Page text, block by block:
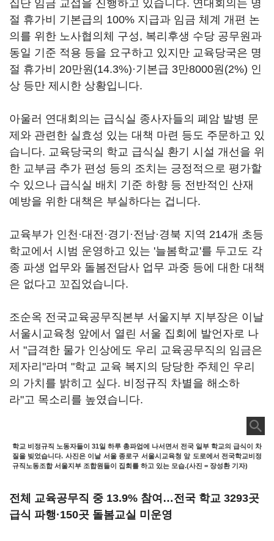
집단 임금 교섭을 진행하고 있습니다. 연대회의는 명
절 휴가비 기본급의 100% 지급과 임금 체계 개편 논
의를 위한 노사협의체 구성, 복리후생 수당 공무원과
동일 기준 적용 등을 요구하고 있지만 교육당국은 명
절 휴가비 20만원(14.3%)·기본급 3만8000원(2%) 인
상 등만 제시한 상황입니다.
아울러 연대회의는 급식실 종사자들의 폐암 발병 문
제와 관련한 실효성 있는 대책 마련 등도 주문하고 있
습니다. 교육당국의 학교 급식실 환기 시설 개선을 위
한 교부금 추가 편성 등의 조치는 긍정적으로 평가할
수 있으나 급식실 배치 기준 하향 등 전반적인 산재
예방을 위한 대책은 부실하다는 겁니다.
교육부가 인천·대전·경기·전남·경북 지역 214개 초등
학교에서 시범 운영하고 있는 '늘봄학교'를 두고도 각
종 파생 업무와 돌봄전담사 업무 과중 등에 대한 대책
은 없다고 꼬집었습니다.
조순옥 전국교육공무직본부 서울지부 지부장은 이날
서울시교육청 앞에서 열린 서울 집회에 발언자로 나
서 "급격한 물가 인상에도 우리 교육공무직의 임금은
제자리"라며 "학교 교육 복지의 당당한 주체인 우리
의 가치를 밝히고 싶다. 비정규직 차별을 해소하
라"고 목소리를 높였습니다.
학교 비정규직 노동자들이 31일 하루 총파업에 나서면서 전국 일부 학교의 급식이 차
질을 빚었습니다. 사진은 이날 서울 종로구 서울시교육청 앞 도로에서 전국학교비정
규직노동조합 서울지부 조합원들이 집회를 하고 있는 모습.(사진 = 장성환 기자)
전체 교육공무직 중 13.9% 참여…전국 학교 3293곳
급식 파행·150곳 돌봄교실 미운영